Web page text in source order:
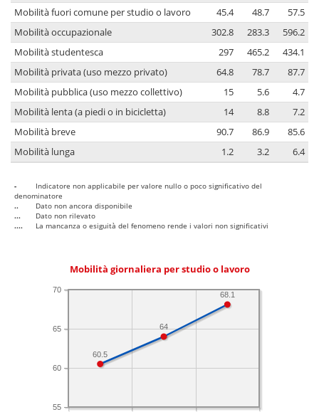
Mobilità fuori comune per studio o lavoro
45.4 48.7
57.5
Mobilità occupazionale
302.8 283.3
596.2
Mobilità studentesca
297 465.2
434.1
Mobilità privata (uso mezzo privato)
64.8 78.7
87.7
Mobilità pubblica (uso mezzo collettivo)
15 5.6
4.7
Mobilità lenta (a piedi o in bicicletta)
14 8.8
7.2
Mobilità breve
90.7 86.9
85.6
Mobilità lunga
1.2 3.2 6.4
-
Indicatore non applicabile per valore nullo o poco significativo del
denominatore
..
Dato non ancora disponibile
...
Dato non rilevato
....
La mancanza o esiguità del fenomeno rende i valori non significativi
Mobilità giornaliera per studio o lavoro
55
60
65
70
68.1
64
60.5